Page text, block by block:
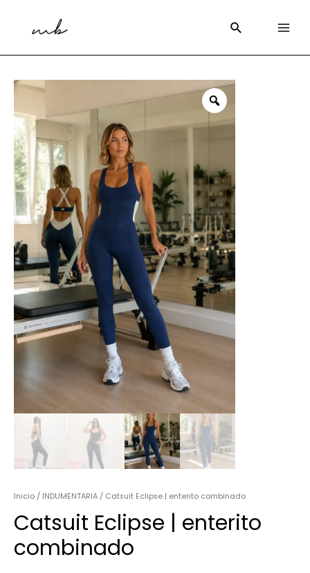
Inicio / INDUMENTARIA / Catsuit Eclipse | enterito combinado
Catsuit Eclipse | enterito
combinado